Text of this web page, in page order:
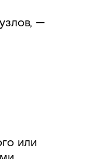
—
или